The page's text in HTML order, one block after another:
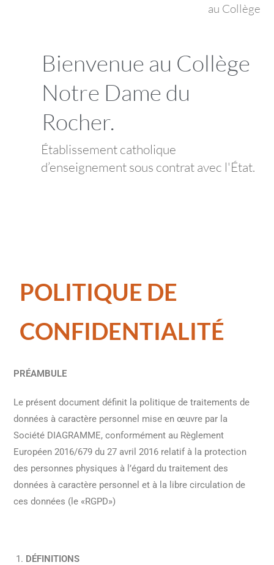
au Collège
Bienvenue au Collège
Notre Dame du
Rocher.
Établissement catholique
d’enseignement sous contrat avec l'État.
POLITIQUE DE
CONFIDENTIALITÉ
PRÉAMBULE
Le présent document définit la politique de traitements de
données à caractère personnel mise en œuvre par la
Société DIAGRAMME, conformément au Règlement
Européen 2016/679 du 27 avril 2016 relatif à la protection
des personnes physiques à l’égard du traitement des
données à caractère personnel et à la libre circulation de
ces données (le «RGPD»)
DÉFINITIONS